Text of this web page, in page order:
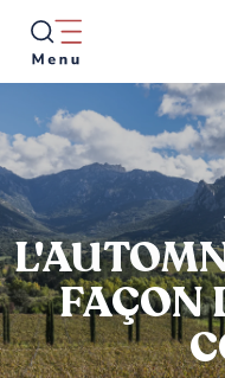
Aller
contenu
FAÇON